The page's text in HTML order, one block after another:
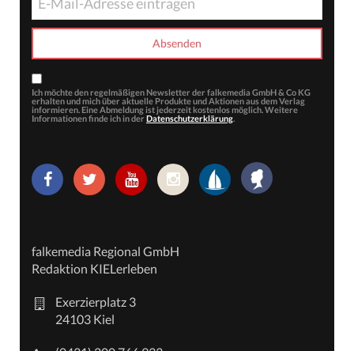
Ich möchte den regelmäßigen Newsletter der falkemedia GmbH & Co KG
erhalten und mich über aktuelle Produkte und Aktionen aus dem Verlag
informieren. Eine Abmeldung ist jederzeit kostenlos möglich. Weitere
Informationen finde ich in der Datenschutzerklärung.
falkemedia Regional GmbH
Redaktion KIELerleben
Exerzierplatz 3
24103 Kiel